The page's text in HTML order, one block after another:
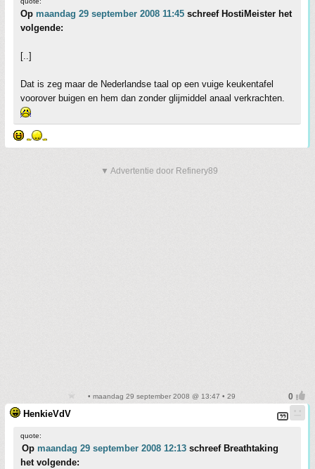
Op maandag 29 september 2008 11:45 schreef HostiMeister het
volgende:
[..]
Dat is zeg maar de Nederlandse taal op een vuige keukentafel
voorover buigen en hem dan zonder glijmiddel anaal verkrachten.
▼ Advertentie door Refinery89
• maandag 29 september 2008 @ 13:47 • 29
HenkieVdV
quote:
Op maandag 29 september 2008 12:13 schreef Breathtaking
het volgende: